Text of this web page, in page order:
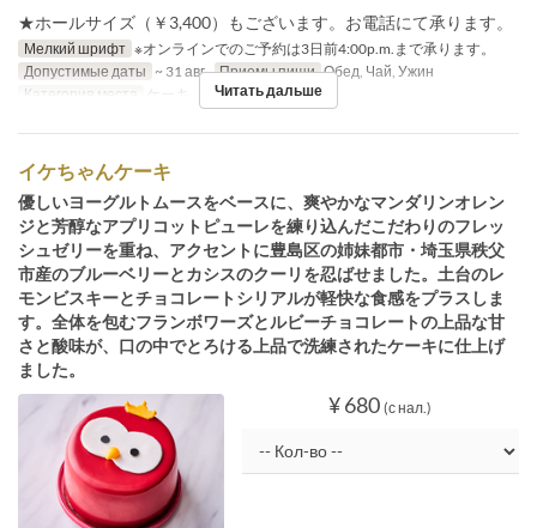
★ホールサイズ（￥3,400）もございます。お電話にて承ります。
Мелкий шрифт ※オンラインでのご予約は3日前4:00p.m.まで承ります。
Допустимые даты ~ 31 авг. Приемы пищи Обед, Чай, Ужин
Категория места
ケーキ Читать дальше
イケちゃんケーキ
優しいヨーグルトムースをベースに、爽やかなマンダリンオレン
ジと芳醇なアプリコットピューレを練り込んだこだわりのフレッ
シュゼリーを重ね、アクセントに豊島区の姉妹都市・埼玉県秩父
市産のブルーベリーとカシスのクーリを忍ばせました。土台のレ
モンビスキーとチョコレートシリアルが軽快な食感をプラスしま
す。全体を包むフランボワーズとルビーチョコレートの上品な甘
さと酸味が、口の中でとろける上品で洗練されたケーキに仕上げ
ました。
¥ 680 (с нал.)